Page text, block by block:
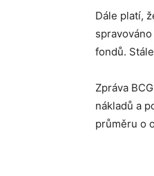
Dále platí,
fondů.
Zpráva
nákladů a
průměru o